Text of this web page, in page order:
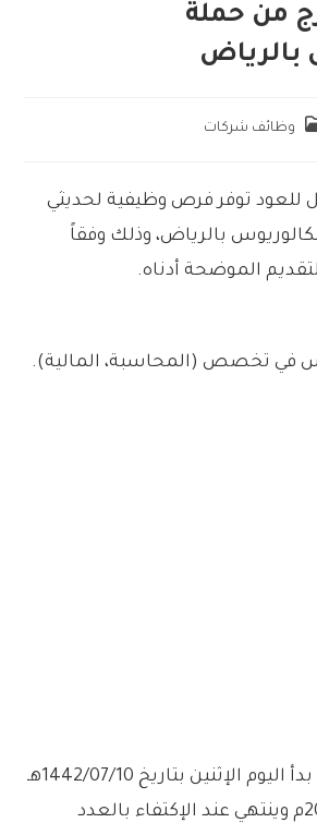
من حملة
بالرياض
وظائف شركات
للعود توفر فرص وظيفية لحديثي
بالرياض، وذلك وفقاً
الموضحة أدناه.
– التقديم مُتاح الآن بدأ اليوم الإثنين بتاريخ 1442/07/10هـ
الموافق 2021/02/22م وينتهي عند الإكتفاء بالعدد